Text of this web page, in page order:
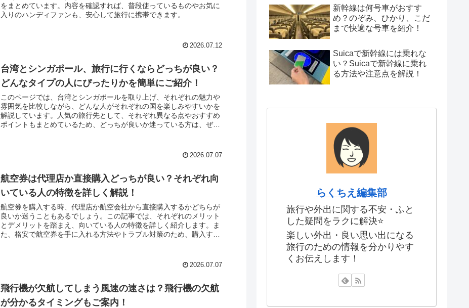
をまとめています。内容を確認すれば、普段使っているものやお気に
入りのハンディファンも、安心して旅行に携帯できます。
2026.07.12
台湾とシンガポール、旅行に行くならどっちが良い？
どんなタイプの人にぴったりかを簡単にご紹介！
このページでは、台湾とシンガポールを取り上げ、それぞれの魅力や
雰囲気を比較しながら、どんな人がそれぞれの国を楽しみやすいかを
解説しています。人気の旅行先として、それぞれ異なる点やおすすめ
ポイントもまとめているため、どっちが良いか迷っている方は、ぜ
2026.07.07
航空券は代理店か直接購入どっちが良い？それぞれ向
いている人の特徴を詳しく解説！
航空券を購入する時、代理店か航空会社から直接購入するかどちらが
良いか迷うこともあるでしょう。この記事では、それぞれのメリット
とデメリットを踏まえ、向いている人の特徴を詳しく紹介します。ま
た、格安で航空券を手に入れる方法やトラブル対策のため、購入する
2026.07.07
飛行機が欠航してしまう風速の速さは？飛行機の欠航
が分かるタイミングもご案内！
新幹線は何号車がおすす
め？のぞみ、ひかり、こだ
まで快適な号車を紹介！
Suicaで新幹線には乗れな
い？Suicaで新幹線に乗れ
る方法や注意点を解説！
らくちえ編集部
旅行や外出に関する不安・ふと
した疑問をラクに解決⭐️
楽しい外出・良い思い出になる
旅行のための情報を分かりやす
くお伝えします！